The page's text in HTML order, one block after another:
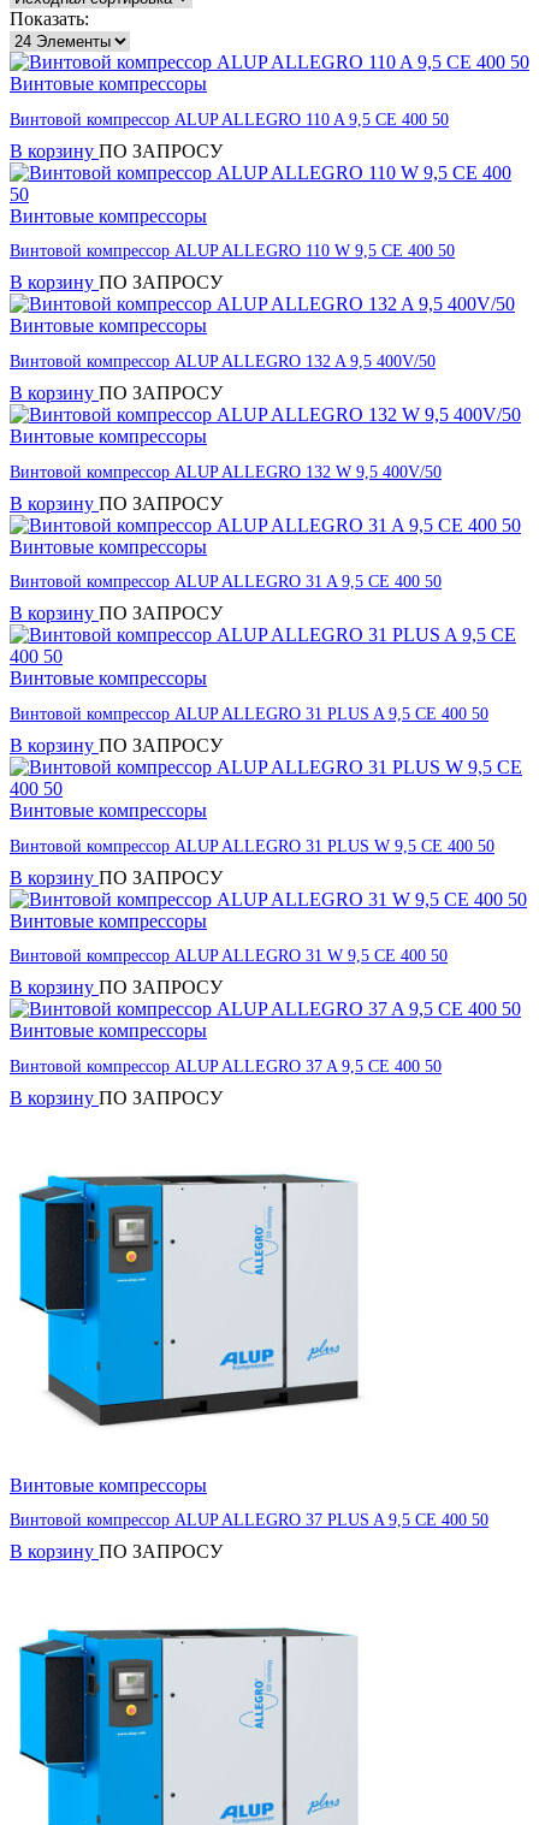
Показать:
Винтовые компрессоры
Винтовой компрессор ALUP ALLEGRO 110 A 9,5 CE 400 50
В корзину ПО ЗАПРОСУ
Винтовые компрессоры
Винтовой компрессор ALUP ALLEGRO 110 W 9,5 CE 400 50
В корзину ПО ЗАПРОСУ
Винтовые компрессоры
Винтовой компрессор ALUP ALLEGRO 132 A 9,5 400V/50
В корзину ПО ЗАПРОСУ
Винтовые компрессоры
Винтовой компрессор ALUP ALLEGRO 132 W 9,5 400V/50
В корзину ПО ЗАПРОСУ
Винтовые компрессоры
Винтовой компрессор ALUP ALLEGRO 31 A 9,5 CE 400 50
В корзину ПО ЗАПРОСУ
Винтовые компрессоры
Винтовой компрессор ALUP ALLEGRO 31 PLUS A 9,5 CE 400 50
В корзину ПО ЗАПРОСУ
Винтовые компрессоры
Винтовой компрессор ALUP ALLEGRO 31 PLUS W 9,5 CE 400 50
В корзину ПО ЗАПРОСУ
Винтовые компрессоры
Винтовой компрессор ALUP ALLEGRO 31 W 9,5 CE 400 50
В корзину ПО ЗАПРОСУ
Винтовые компрессоры
Винтовой компрессор ALUP ALLEGRO 37 A 9,5 CE 400 50
В корзину ПО ЗАПРОСУ
Винтовые компрессоры
Винтовой компрессор ALUP ALLEGRO 37 PLUS A 9,5 CE 400 50
В корзину ПО ЗАПРОСУ